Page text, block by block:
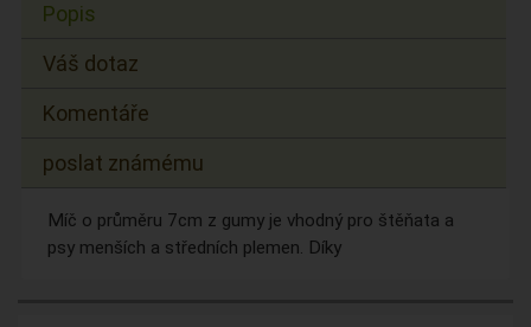
Popis
Váš dotaz
Komentáře
poslat známému
Míč o průměru 7cm z gumy je vhodný pro štěňata a
psy menších a středních plemen. Díky